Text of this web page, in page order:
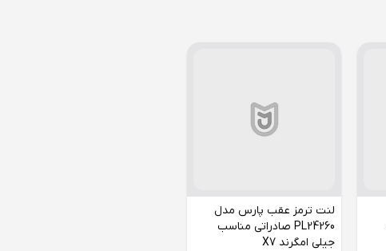
لنت ترمز عقب پارس مدل
PL24260 صادراتی مناسب
جیلی امگرند X7